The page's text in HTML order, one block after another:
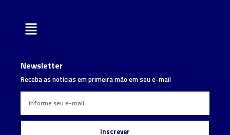
Newsletter
Receba as notícias em primeira mão em seu e-mail
Inscrever